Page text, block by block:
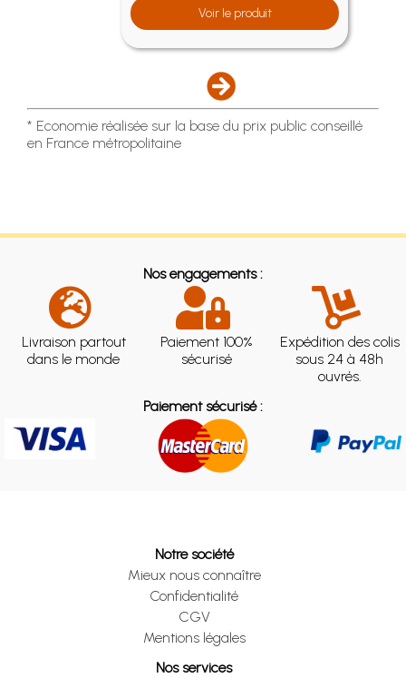
Voir le produit
* Economie réalisée sur la base du prix public conseillé
en France métropolitaine
Nos engagements :
Livraison partout
dans le monde
Paiement 100%
sécurisé
Expédition des colis
sous 24 à 48h
ouvrés.
Paiement sécurisé :
Notre société
Mieux nous connaître
Confidentialité
CGV
Mentions légales
Nos services